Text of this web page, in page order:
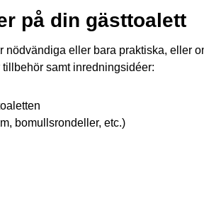
på din gästtoalett
eller bara praktiska, eller
samt inredningsidéer:
bomullsrondeller, etc.)